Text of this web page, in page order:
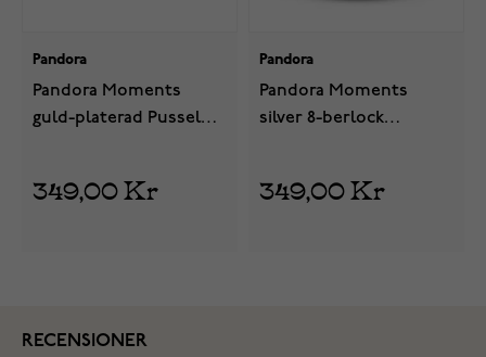
Pandora
Pandora Moments
guld-platerad Pussel
349,00 Kr
Pandora
Pandora Moments
silver 8-berlock
349,00 Kr
RECENSIONER